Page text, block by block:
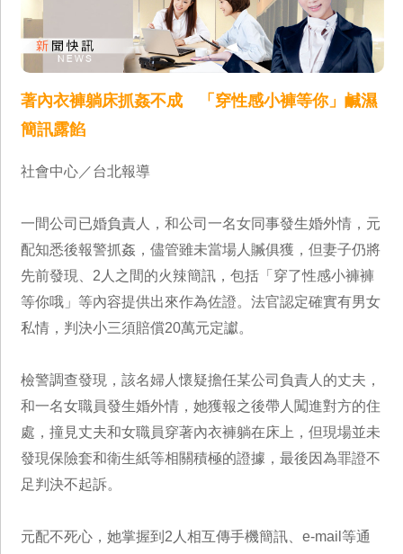
著內衣褲躺床抓姦不成 「穿性感小褲等你」鹹濕
簡訊露餡
社會中心／台北報導
一間公司已婚負責人，和公司一名女同事發生婚外情，元
配知悉後報警抓姦，儘管雖未當場人贓俱獲，但妻子仍將
先前發現、2人之間的火辣簡訊，包括「穿了性感小褲褲
等你哦」等內容提供出來作為佐證。法官認定確實有男女
私情，判決小三須賠償20萬元定讞。
檢警調查發現，該名婦人懷疑擔任某公司負責人的丈夫，
和一名女職員發生婚外情，她獲報之後帶人闖進對方的住
處，撞見丈夫和女職員穿著內衣褲躺在床上，但現場並未
發現保險套和衛生紙等相關積極的證據，最後因為罪證不
足判決不起訴。
元配不死心，她掌握到2人相互傳手機簡訊、e-mail等通